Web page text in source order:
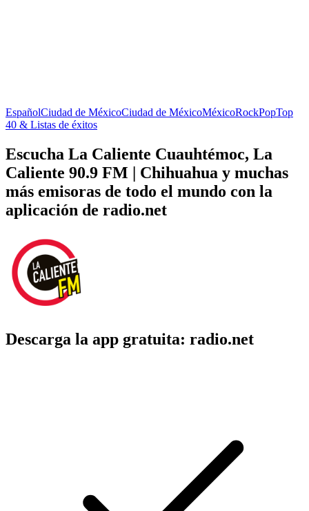
EspañolCiudad de MéxicoCiudad de MéxicoMéxicoRockPopTop
40 & Listas de éxitos
Escucha La Caliente Cuauhtémoc, La
Caliente 90.9 FM | Chihuahua y muchas
más emisoras de todo el mundo con la
aplicación de radio.net
Descarga la app gratuita: radio.net